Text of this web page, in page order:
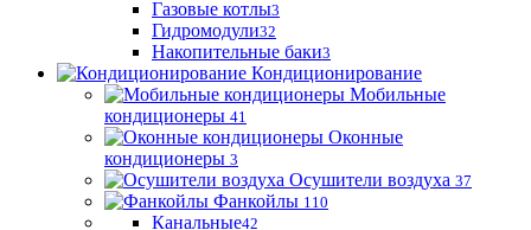
Газовые котлы3
Гидромодули32
Накопительные баки3
Кондиционирование
Мобильные
кондиционеры 41
Оконные
кондиционеры 3
Осушители воздуха 37
Фанкойлы 110
Канальные42